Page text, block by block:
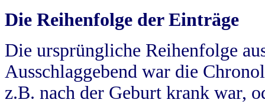
Die Reihenfolge der Einträge
Die ursprüngliche Reihenfolge
Ausschlaggebend war die
z.B. nach der Geburt krank war,